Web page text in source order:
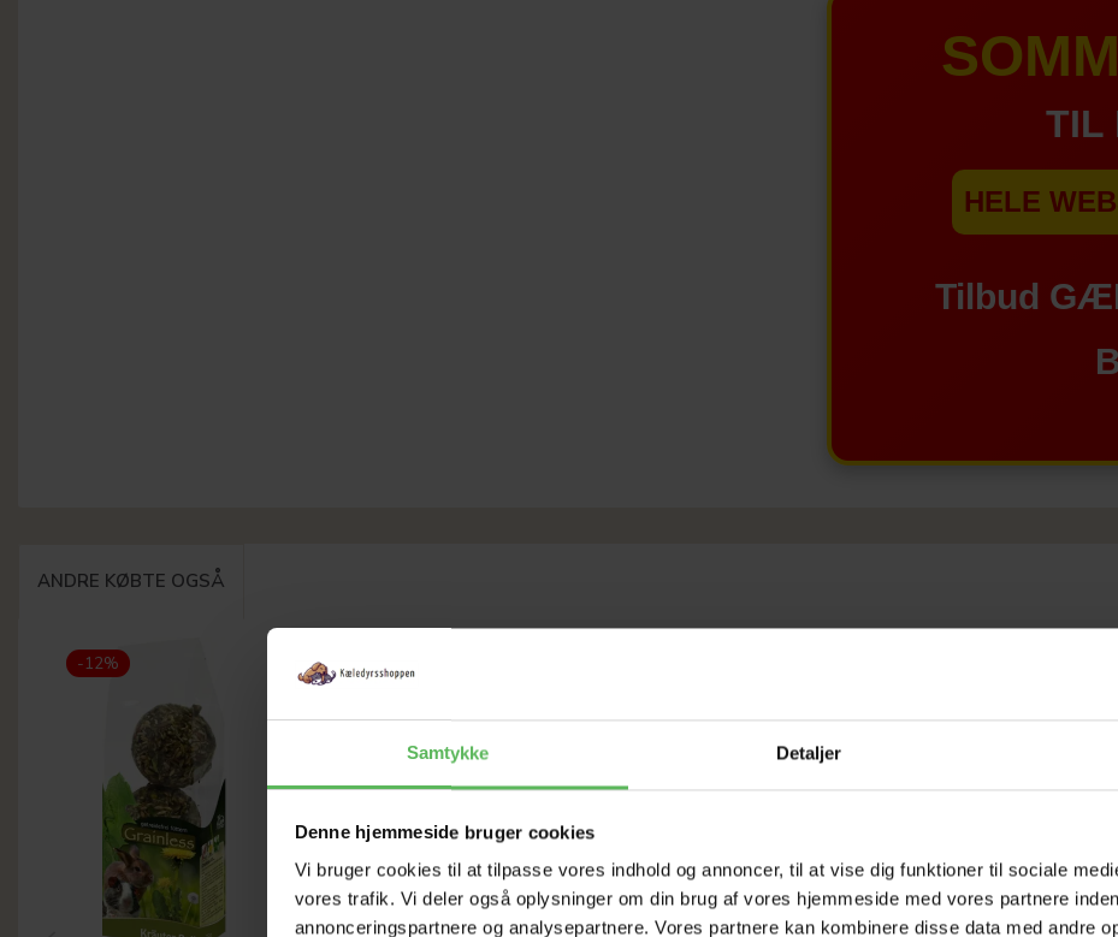
Samtykke Detaljer
Denne hjemmeside bruger cookies
Vi bruger cookies til at tilpasse vores indhold og annoncer, til at vise dig funktioner til sociale
vores trafik. Vi deler også oplysninger om din brug af vores hjemmeside med vores partnere
annonceringspartnere og analysepartnere. Vores partnere kan kombinere disse data med andre
TIL
HELE
Tilbud
ANDRE KØBTE OGSÅ
-12% -12%